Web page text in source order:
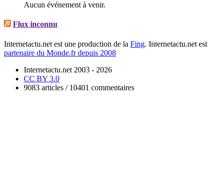
Aucun événement à venir.
Flux inconnu
Internetactu.net est une production de la Fing. Internetactu.net est
partenaire du Monde.fr depuis 2008
Internetactu.net 2003 - 2026
CC BY 3.0
9083 articles / 10401 commentaires